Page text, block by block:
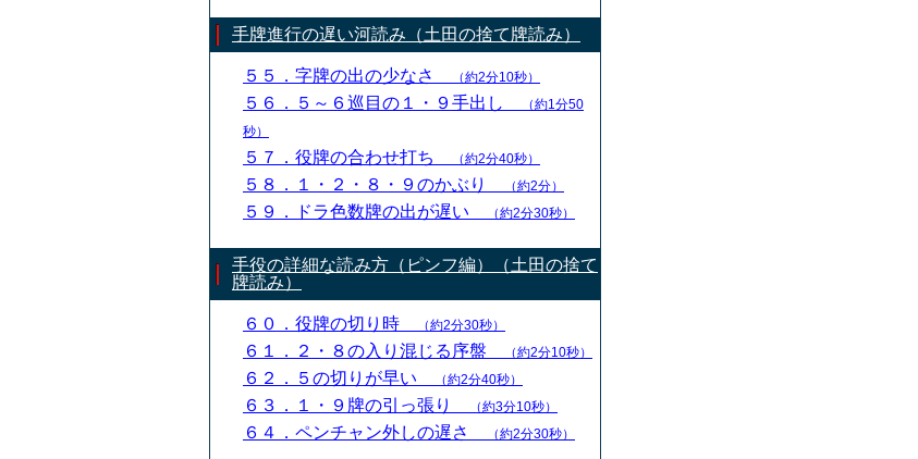
手牌進行の遅い河読み（土田の捨て牌読み）
５５．字牌の出の少なさ （約2分10秒）
５６．５～６巡目の１・９手出し
（約1分50
秒）
５７．役牌の合わせ打ち （約2分40秒）
５８．１・２・８・９のかぶり （約2分）
５９．ドラ色数牌の出が遅い （約2分30秒）
手役の詳細な読み方（ピンフ編）（土田の捨て
牌読み）
６０．役牌の切り時 （約2分30秒）
６１．２・８の入り混じる序盤 （約2分10秒）
６２．５の切りが早い （約2分40秒）
６３．１・９牌の引っ張り （約3分10秒）
６４．ペンチャン外しの遅さ （約2分30秒）